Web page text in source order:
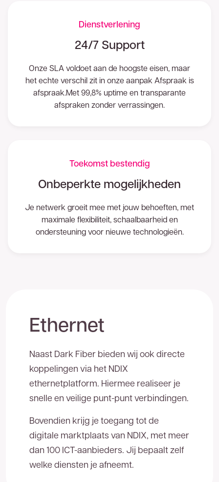
Dienstverlening
24/7 Support
Onze SLA voldoet aan de hoogste eisen, maar
het echte verschil zit in onze aanpak Afspraak is
afspraak.Met 99,8% uptime en transparante
afspraken zonder verrassingen.
Toekomst bestendig
Onbeperkte mogelijkheden
Je netwerk groeit mee met jouw behoeften, met
maximale flexibiliteit, schaalbaarheid en
ondersteuning voor nieuwe technologieën.
Ethernet
Naast Dark Fiber bieden wij ook directe
koppelingen via het NDIX
ethernetplatform. Hiermee realiseer je
snelle en veilige punt-punt verbindingen.
Bovendien krijg je toegang tot de
digitale marktplaats van NDIX, met meer
dan 100 ICT-aanbieders. Jij bepaalt zelf
welke diensten je afneemt.
Goednieuws!
betrouwbare glasvezelnetwerk van
Nederland. Op uw locatie(s) is zakelijk glasvezel
van TReNT beschikbaar. Vul hieronder uw
gegevens in en wij nemen zo spoedig mogelijk